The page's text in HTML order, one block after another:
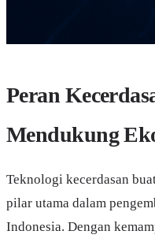
Peran
Mendukung
Teknologi kecerdasan
pilar utama dalam
Indonesia. Dengan